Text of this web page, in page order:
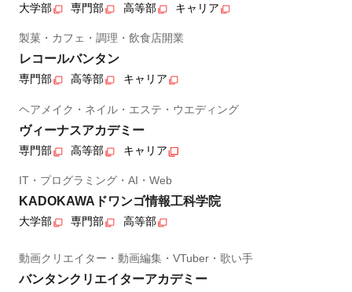
大学部 専門部 高等部 キャリア
製菓・カフェ・調理・飲食店開業
レコールバンタン
専門部 高等部 キャリア
ヘアメイク・ネイル・エステ・ウエディング
ヴィーナスアカデミー
専門部 高等部 キャリア
IT・プログラミング・AI・Web
KADOKAWAドワンゴ情報工科学院
大学部 専門部 高等部
動画クリエイター・動画編集・VTuber・歌い手
バンタンクリエイターアカデミー